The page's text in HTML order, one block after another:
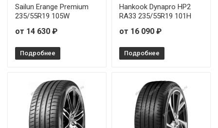
Sailun Erange Premium
235/55R19 105W
от 14 630 ₽
Подробнее
Hankook Dynapro HP2
RA33 235/55R19 101H
от 16 090 ₽
Подробнее